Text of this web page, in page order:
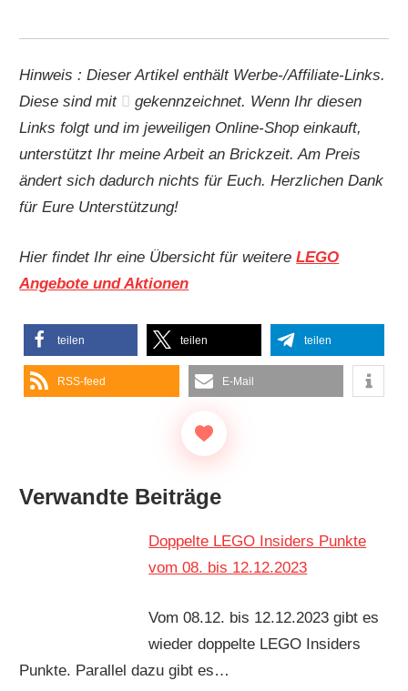
Hinweis : Dieser Artikel enthält Werbe-/Affiliate-Links.
Diese sind mit
gekennzeichnet. Wenn Ihr diesen
Links folgt und im jeweiligen Online-Shop einkauft,
unterstützt Ihr meine Arbeit an Brickzeit. Am Preis
ändert sich dadurch nichts für Euch. Herzlichen Dank
für Eure Unterstützung!
Hier findet Ihr eine Übersicht für weitereLEGO
Angebote und Aktionen
teilen teilen teilen
RSS-feed E-Mail
Verwandte Beiträge
Doppelte LEGO Insiders Punkte
vom 08. bis 12.12.2023
Vom 08.12. bis 12.12.2023 gibt es
wieder doppelte LEGO Insiders
Punkte. Parallel dazu gibt es…